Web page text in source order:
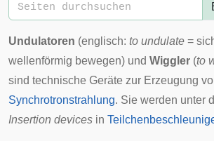
Undulatoren (englisch: to undulate =
wellenförmig bewegen) und Wiggler (to
sind technische Geräte zur Erzeugung
Synchrotronstrahlung. Sie werden unter
Insertion devices in